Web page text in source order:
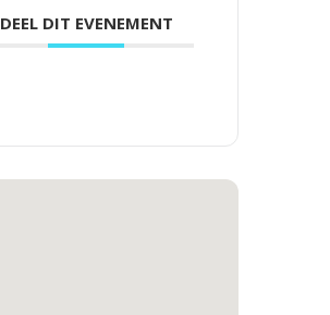
DEEL DIT EVENEMENT